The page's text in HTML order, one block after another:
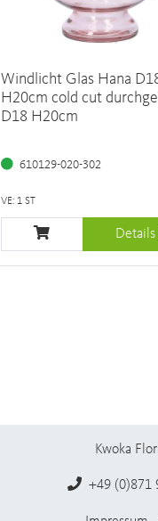
Windlicht Glas Hana
H20cm cold cut
D18 H20cm
610129-020-302
VE: 1 ST
Details
Kwoka
+49 (0)871